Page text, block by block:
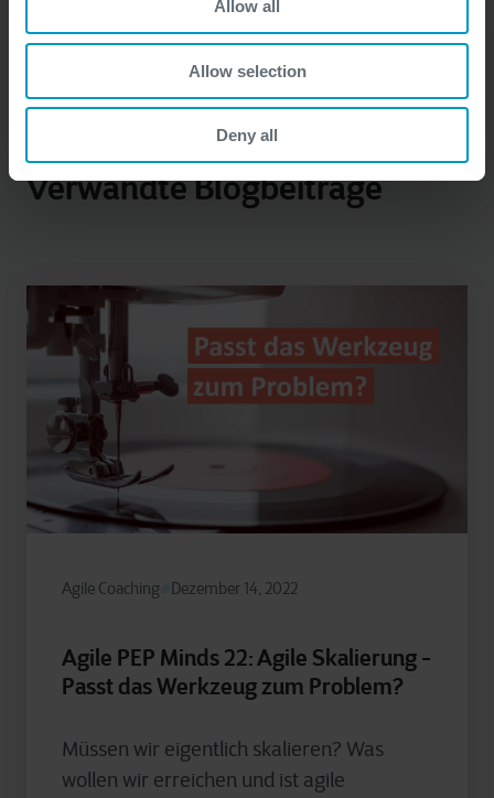
Allow all
Allow selection
Deny all
Verwandte Blogbeiträge
Agile Coaching Dezember 14, 2022
Agile PEP Minds 22: Agile Skalierung -
Passt das Werkzeug zum Problem?
Müssen wir eigentlich skalieren? Was
wollen wir erreichen und ist agile